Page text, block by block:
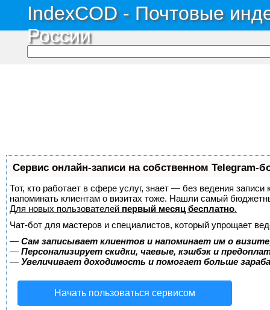
IndexCOD - Почтовые
России
Сервис онлайн-записи на собственном Telegram-
Тот, кто работает в сфере услуг, знает — без ведения
напоминать клиентам о визитах тоже. Нашли самый
Для новых пользователей первый месяц бесплатно.
Чат-бот для мастеров и специалистов, который упрощает
— Сам записывает клиентов и напоминает им о
— Персонализирует скидки, чаевые, кэшбэк и
— Увеличивает доходимость и помогает больше
Начать пользоваться сервисом